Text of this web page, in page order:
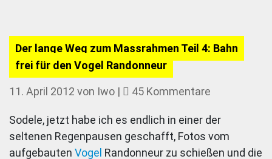
Der lange Weg zum Massrahmen Teil 4: Bahn
frei für den Vogel Randonneur
11. April 2012 von Iwo | 45 Kommentare
lange
Weg
zum
Sodele, jetzt habe ich es endlich in einer der
seltenen Regenpausen geschafft, Fotos vom
aufgebauten Vogel Randonneur zu schießen und die